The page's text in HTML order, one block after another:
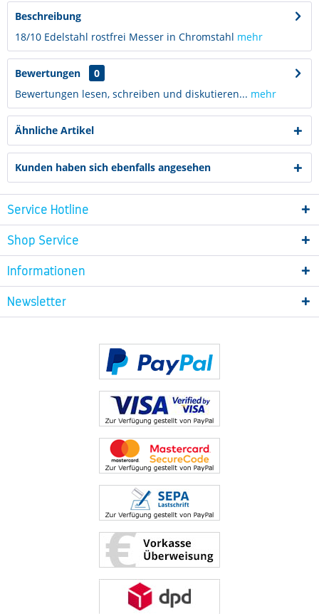
Beschreibung
18/10 Edelstahl rostfrei Messer in Chromstahl mehr
Bewertungen
0
Bewertungen lesen, schreiben und diskutieren... mehr
Ähnliche Artikel
Kunden haben sich ebenfalls angesehen
Service Hotline
Shop Service
Informationen
Newsletter